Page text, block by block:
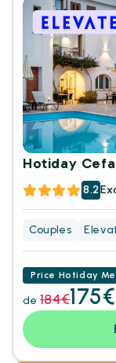
Hotiday
8.2
Couples
Price Hotiday
de 184€175€